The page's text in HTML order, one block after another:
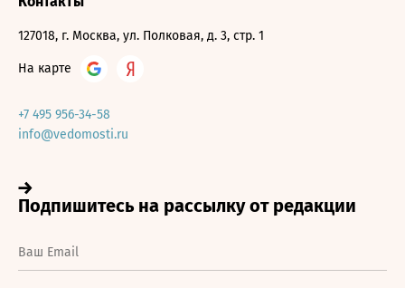
127018, г. Москва, ул. Полковая, д. 3, стр. 1
На карте
+7 495 956-34-58
info@vedomosti.ru